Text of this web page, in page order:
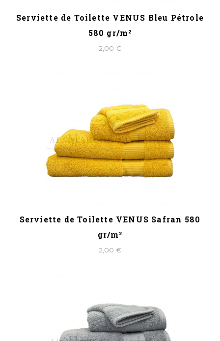
Serviette de Toilette VENUS Bleu Pétrole
580 gr/m²
2,00 €
Serviette de Toilette VENUS Safran 580
gr/m²
2,00 €